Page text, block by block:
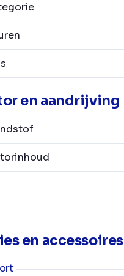
en aandrijving
en accessoires